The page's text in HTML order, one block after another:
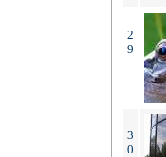
2
9
3
0